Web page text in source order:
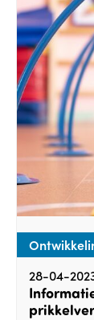
28-04-